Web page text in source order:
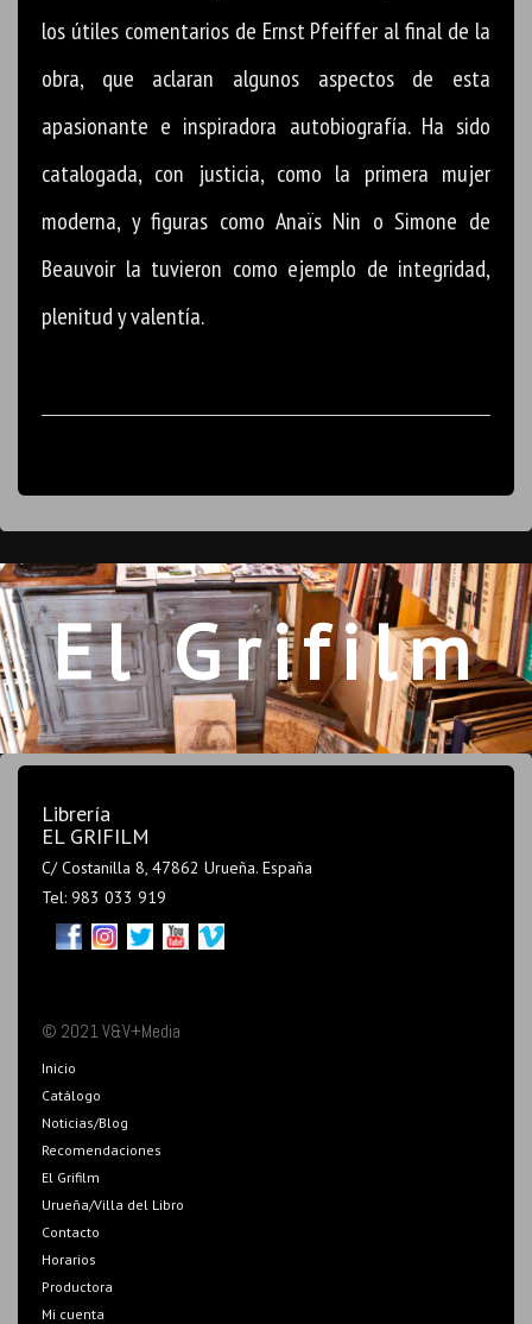
los útiles comentarios de Ernst Pfeiffer al final de la
obra, que aclaran algunos aspectos de esta
apasionante e inspiradora autobiografía. Ha sido
catalogada, con justicia, como la primera mujer
moderna, y figuras como Anaïs Nin o Simone de
Beauvoir la tuvieron como ejemplo de integridad,
plenitud y valentía.
El Grifilm
Librería
EL GRIFILM
C/ Costanilla 8, 47862 Urueña. España
Tel: 983 033 919
© 2021 V&V+Media
Inicio
Catálogo
Noticias/Blog
Recomendaciones
El Grifilm
Urueña/Villa del Libro
Contacto
Horarios
Productora
Mi cuenta